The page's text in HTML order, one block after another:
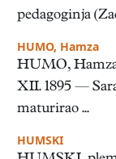
pedagoginja
HUMO, Hamza
HUMO,
XII. 1895 —
maturirao ...
HUMSKI